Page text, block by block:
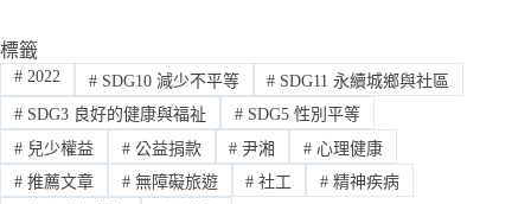
標籤
#2022 #SDG10 減少不平等 # SDG11 永續城鄉與社區
#SDG3 良好的健康與福祉 #SDG5 性別平等
#兒少權益 #公益捐款 # 尹湘 # 心理健康
#推薦文章 #無障礙旅遊 # 社工 # 精神疾病